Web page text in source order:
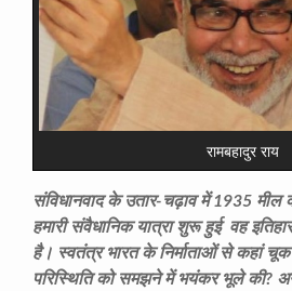
रामबहादुर राय
संविधानवाद के उतार-चढ़ाव में 1935
हमारी संवैधानिक यात्रा शुरू हुई वह
है। स्वतंत्र भारत के निर्माताओं से कहां
परिस्थिति को समझने में भयंकर भूले की?